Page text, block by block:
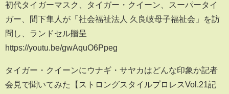
初代タイガーマスク、タイガー・クイーン、スーパータイ
ガー、間下隼人が「社会福祉法人 久良岐母子福祉会」を訪
問し、ランドセル贈呈
https://youtu.be/gwAquO6Ppeg
タイガー・クイーンにウナギ・サヤカはどんな印象か記者
会見で聞いてみた 【ストロングスタイルプロレスVol.21記